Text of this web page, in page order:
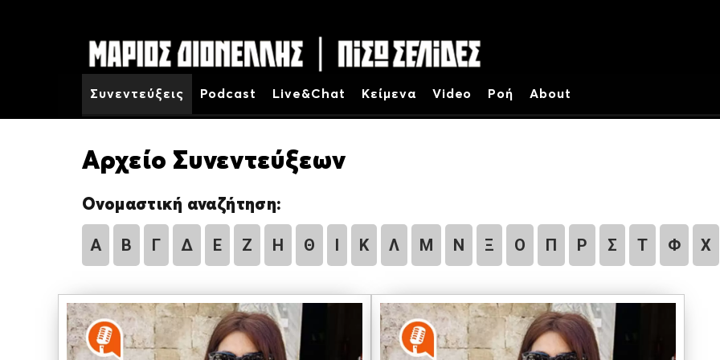
Συνεντεύξεις Podcast Live&Chat Κείμενα Video Ροή About
Αρχείο Συνεντεύξεων
Ονομαστική αναζήτηση:
Α Β Γ Δ Ε Ζ Η Θ Ι Κ Λ Μ Ν Ξ Ο Π Ρ Σ Τ Φ Χ